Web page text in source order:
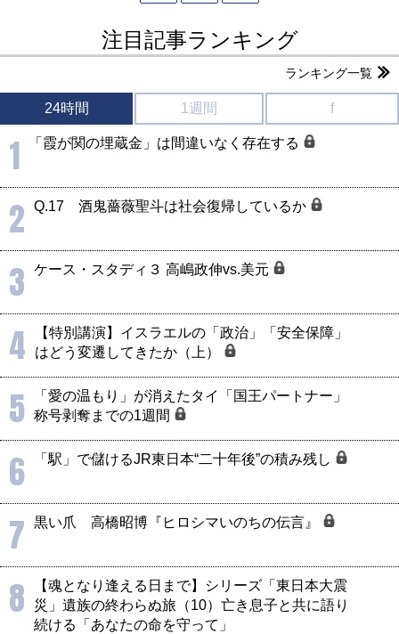
注目記事ランキング
ランキング一覧
24時間 1週間 f
1 「霞が関の埋蔵金」は間違いなく存在する
2 Q.17 酒鬼薔薇聖斗は社会復帰しているか
3 ケース・スタディ３ 高嶋政伸vs.美元
4
【特別講演】イスラエルの「政治」「安全保障」
はどう変遷してきたか（上）
5
「愛の温もり」が消えたタイ「国王パートナー」
称号剥奪までの1週間
6 「駅」で儲けるJR東日本“二十年後”の積み残し
7 黒い爪 高橋昭博『ヒロシマいのちの伝言』
8
【魂となり逢える日まで】シリーズ「東日本大震
災」遺族の終わらぬ旅（10）亡き息子と共に語り
続ける「あなたの命を守って」